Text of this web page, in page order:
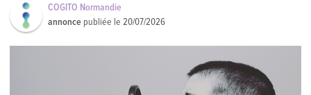
COGITO Normandie
annonce publiée le20/07/2026